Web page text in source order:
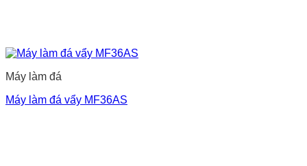
Máy làm đá
Máy làm đá vẩy MF36AS